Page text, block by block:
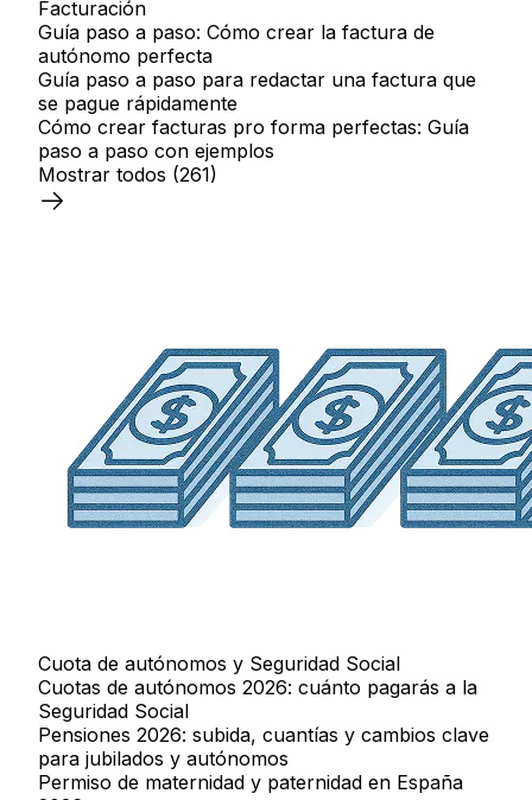
Facturación
Guía paso a paso: Cómo crear la factura de
autónomo perfecta
Guía paso a paso para redactar una factura que
se pague rápidamente
Cómo crear facturas pro forma perfectas: Guía
paso a paso con ejemplos
Mostrar todos (261)
Cuota de autónomos y Seguridad Social
Cuotas de autónomos 2026: cuánto pagarás a la
Seguridad Social
Pensiones 2026: subida, cuantías y cambios clave
para jubilados y autónomos
Permiso de maternidad y paternidad en España